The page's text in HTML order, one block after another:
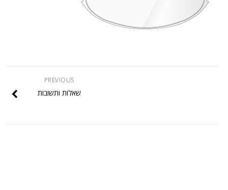
PREVIOUS
שאלות ותשובות